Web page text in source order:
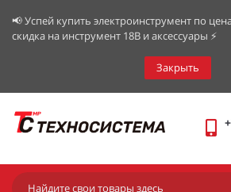
📢 Успей купить электроинструмент по
скидка на инструмент 18В и аксессуары ⚡️
Закрыть